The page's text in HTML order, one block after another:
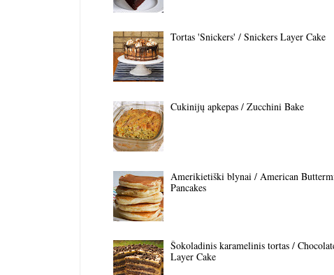
Tortas 'Snickers' / Snickers Layer Cake
Cukinijų apkepas / Zucchini Bake
Amerikietiški blynai / American
Pancakes
Šokoladinis karamelinis tortas /
Layer Cake